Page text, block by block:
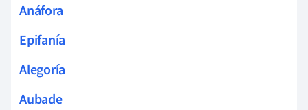
Anáfora
Epifanía
Alegoría
Aubade